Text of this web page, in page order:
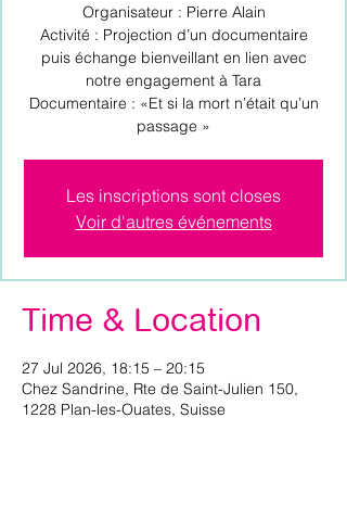
Organisateur : Pierre Alain
Activité : Projection d’un documentaire
puis échange bienveillant en lien avec
notre engagement à Tara
Documentaire : «Et si la mort n’était qu’un
passage »
Les inscriptions sont closes
Voir d'autres événements
Time & Location
27 Jul 2026, 18:15 – 20:15
Chez Sandrine, Rte de Saint-Julien 150,
1228 Plan-les-Ouates, Suisse